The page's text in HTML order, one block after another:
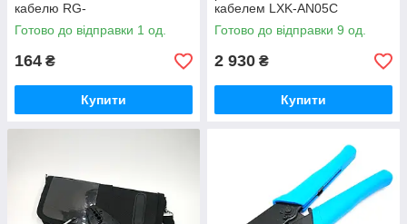
кабелю RG-
58/59/6/3C2/62/6QS/3C/4C/5C
Готово до відправки 1 од.
164 ₴
Купити
кабелем LXK-AN05C
Готово до відправки 9 од.
2 930 ₴
Купити